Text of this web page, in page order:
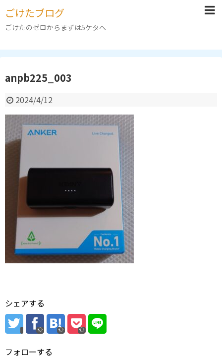
ごけたブログ
ごけたのゼロからまずは5ケタへ
anpb225_003
2024/4/12
シェアする
フォローする